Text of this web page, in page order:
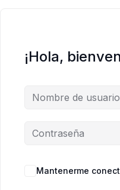
¡Hola,
Mantenerme